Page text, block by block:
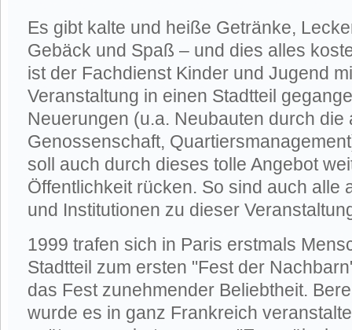
Es gibt kalte und heiße Getränke,
Gebäck und Spaß – und dies alles
ist der Fachdienst Kinder und Jugend
Veranstaltung in einen Stadtteil
Neuerungen (u.a. Neubauten durch die
Genossenschaft,
soll auch durch dieses tolle Angebot
Öffentlichkeit rücken. So sind auch alle
und Institutionen zu dieser
1999 trafen sich in Paris erstmals
Stadtteil zum ersten "Fest der
das Fest zunehmender Beliebtheit.
wurde es in ganz Frankreich